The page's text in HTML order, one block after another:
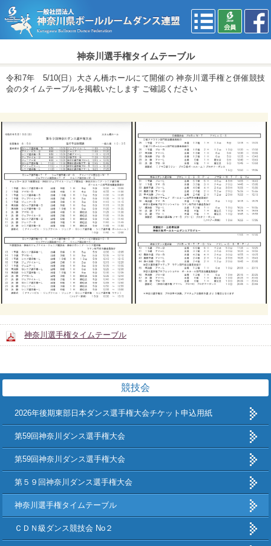
神奈川選手権タイムテーブル
令和7年 5/10(日）大さん橋ホールにて開催の 神奈川選手権と併催競技
会のタイムテーブルを掲載いたします ご確認ください
神奈川選手権タイムテーブル
競技会
2026年後期東部日本ダンス選手権大会チケット申込用紙
第59回神奈川ダンス選手権大会
第59回神奈川ダンス選手権大会
第５９回神奈川ダンス選手権大会
神奈川選手権タイムテーブル
ＣＤＮ級ダンス競技会 No２